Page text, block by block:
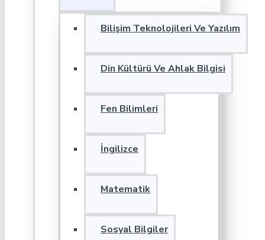
Bilişim Teknolojileri Ve Yazılım
Din Kültürü Ve Ahlak Bilgisi
Fen Bilimleri
İngilizce
Matematik
Sosyal Bilgiler